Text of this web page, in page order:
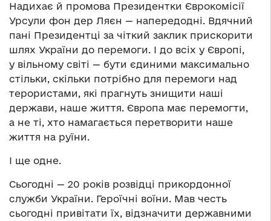
Надихає й промова Президентки Єврокомісії
Урсули фон дер Ляєн — напередодні. Вдячний
пані Президентці за чіткий заклик прискорити
шлях України до перемоги. І до всіх у Європі,
у вільному світі — бути єдиними максимально
стільки, скільки потрібно для перемоги над
терористами, які прагнуть знищити наші
держави, наше життя. Європа має перемогти,
а не ті, хто намагається перетворити наше
життя на руїни.
І ще одне.
Сьогодні — 20 років розвідці прикордонної
служби України. Героїчні воїни. Мав честь
сьогодні привітати їх, відзначити державними